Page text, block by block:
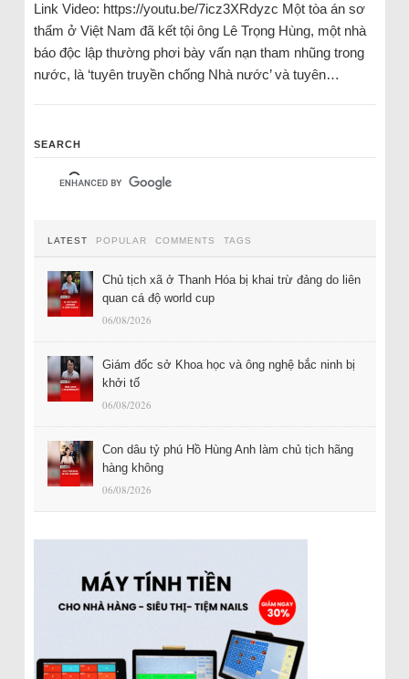
Link Video: https://youtu.be/7icz3XRdyzc Một tòa án sơ
thẩm ở Việt Nam đã kết tội ông Lê Trọng Hùng, một nhà
báo độc lập thường phơi bày vấn nạn tham nhũng trong
nước, là ‘tuyên truyền chống Nhà nước’ và tuyên…
SEARCH
LATEST POPULAR COMMENTS TAGS
Chủ tịch xã ở Thanh Hóa bị khai trừ đảng do liên
quan cá độ world cup
06/08/2026
Giám đốc sở Khoa học và ông nghệ bắc ninh bị
khởi tố
06/08/2026
Con dâu tỷ phú Hồ Hùng Anh làm chủ tịch hãng
hàng không
06/08/2026